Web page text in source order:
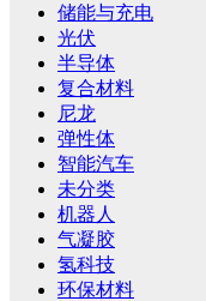
储能与充电
光伏
半导体
复合材料
尼龙
弹性体
智能汽车
未分类
机器人
气凝胶
氢科技
环保材料